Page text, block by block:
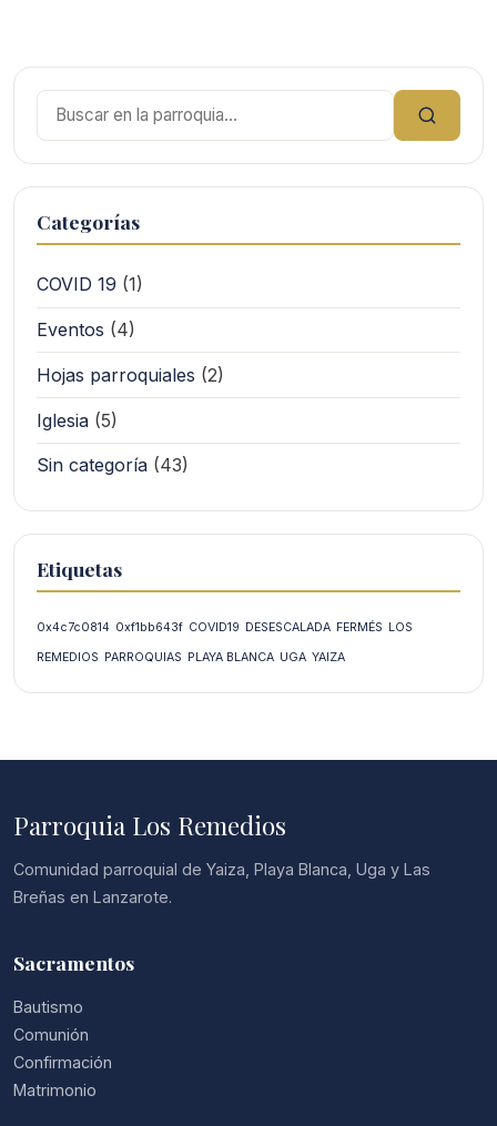
Buscar:
Categorías
COVID 19 (1)
Eventos (4)
Hojas parroquiales (2)
Iglesia (5)
Sin categoría (43)
Etiquetas
0x4c7c0814 0xf1bb643f COVID19 DESESCALADA FERMÉS LOS
REMEDIOS PARROQUIAS PLAYA BLANCA UGA YAIZA
Parroquia Los Remedios
Comunidad parroquial de Yaiza, Playa Blanca, Uga y Las
Breñas en Lanzarote.
Sacramentos
Bautismo
Comunión
Confirmación
Matrimonio